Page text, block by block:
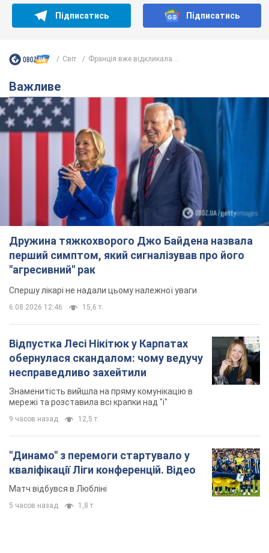
Підписатись Підписатись
Світ Франція вже відкликала...
Важливе
Дружина тяжкохворого Джо Байдена назвала
перший симптом, який сигналізував про його
"агресивний" рак
Спершу лікарі не надали цьому належної уваги
6.08.2026 12:46 15,6 т.
Відпустка Лесі Нікітюк у Карпатах
обернулася скандалом: чому ведучу
несправедливо захейтили
Знаменитість вийшла на пряму комунікацію в
мережі та розставила всі крапки над "і"
9 часов назад 12,5 т.
"Динамо" з перемоги стартувало у
кваліфікації Ліги конференцій. Відео
Матч відбувся в Любліні
5 часов назад 1,8 т.